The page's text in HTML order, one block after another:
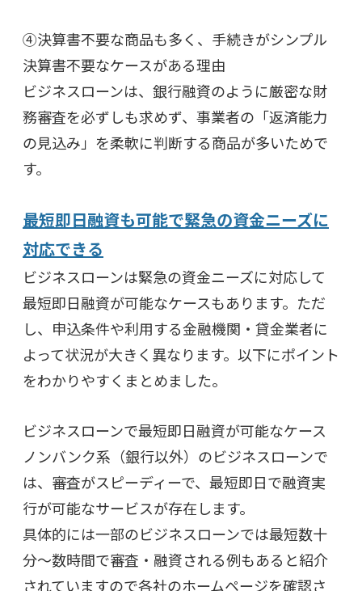
④決算書不要な商品も多く、手続きがシンプル
決算書不要なケースがある理由
ビジネスローンは、銀行融資のように厳密な財
務審査を必ずしも求めず、事業者の「返済能力
の見込み」を柔軟に判断する商品が多いためで
す。
最短即日融資も可能で緊急の資金ニーズに
対応できる
ビジネスローンは緊急の資金ニーズに対応して
最短即日融資が可能なケースもあります。ただ
し、申込条件や利用する金融機関・貸金業者に
よって状況が大きく異なります。以下にポイント
をわかりやすくまとめました。
ビジネスローンで最短即日融資が可能なケース
ノンバンク系（銀行以外）のビジネスローンで
は、審査がスピーディーで、最短即日で融資実
行が可能なサービスが存在します。
具体的には一部のビジネスローンでは最短数十
分〜数時間で審査・融資される例もあると紹介
されていますので各社のホームページを確認さ